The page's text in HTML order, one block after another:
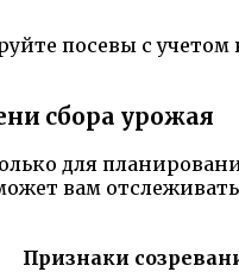
посевы с
сбора урожая
для
вам
Признаки